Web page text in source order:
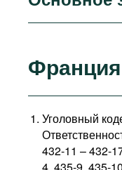
Франция
Уголовный
432-11 – 432-